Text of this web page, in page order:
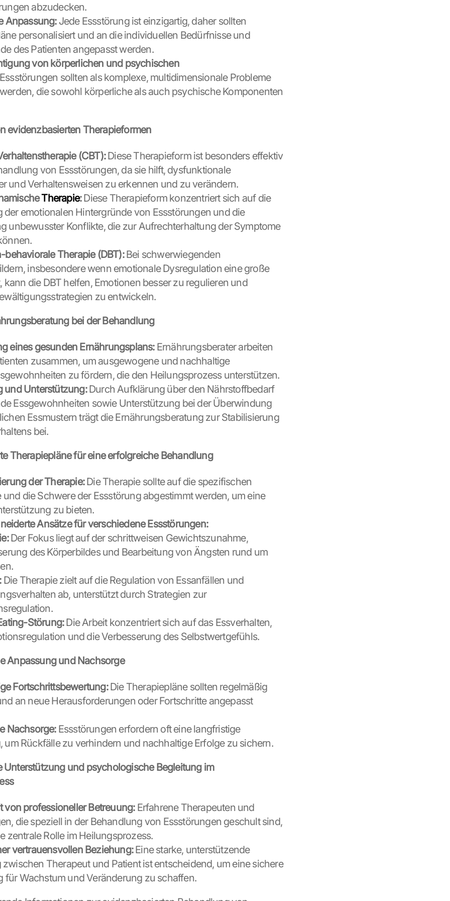
abzudecken.
Anpassung: Jede Essstörung ist einzigartig, daher sollten
personalisiert und an die individuellen Bedürfnisse und
des Patienten angepasst werden.
von körperlichen und psychischen
sollten als komplexe, multidimensionale Probleme
die sowohl körperliche als auch psychische Komponenten
evidenzbasierten Therapieformen
(CBT): Diese Therapieform ist besonders effektiv
von Essstörungen, da sie hilft, dysfunktionale
und Verhaltensweisen zu erkennen und zu verändern.
Therapie: Diese Therapieform konzentriert sich auf die
der emotionalen Hintergründe von Essstörungen und die
unbewusster Konflikte, die zur Aufrechterhaltung der Symptome
behaviorale Therapie (DBT): Bei schwerwiegenden
insbesondere wenn emotionale Dysregulation eine große
kann die DBT helfen, Emotionen besser zu regulieren und
zu entwickeln.
bei der Behandlung
eines gesunden Ernährungsplans: Ernährungsberater arbeiten
zusammen, um ausgewogene und nachhaltige
zu fördern, die den Heilungsprozess unterstützen.
und Unterstützung: Durch Aufklärung über den Nährstoffbedarf
Essgewohnheiten sowie Unterstützung bei der Überwindung
Essmustern trägt die Ernährungsberatung zur Stabilisierung
bei.
Therapiepläne für eine erfolgreiche Behandlung
der Therapie: Die Therapie sollte auf die spezifischen
die Schwere der Essstörung abgestimmt werden, um eine
zu bieten.
Ansätze für verschiedene Essstörungen:
Der Fokus liegt auf der schrittweisen Gewichtszunahme,
des Körperbildes und Bearbeitung von Ängsten rund um
Die Therapie zielt auf die Regulation von Essanfällen und
ab, unterstützt durch Strategien zur
Störung: Die Arbeit konzentriert sich auf das Essverhalten,
und die Verbesserung des Selbstwertgefühls.
Anpassung und Nachsorge
Fortschrittsbewertung: Die Therapiepläne sollten regelmäßig
an neue Herausforderungen oder Fortschritte angepasst
Nachsorge: Essstörungen erfordern oft eine langfristige
um Rückfälle zu verhindern und nachhaltige Erfolge zu sichern.
Unterstützung und psychologische Begleitung im
von professioneller Betreuung: Erfahrene Therapeuten und
die speziell in der Behandlung von Essstörungen geschult sind,
zentrale Rolle im Heilungsprozess.
vertrauensvollen Beziehung: Eine starke, unterstützende
Therapeut und Patient ist entscheidend, um eine sichere
für Wachstum und Veränderung zu schaffen.